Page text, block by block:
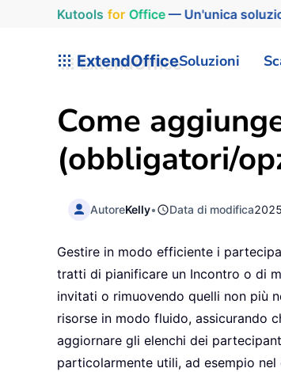
Kutools for Office— Un'unica
ExtendOfficeSoluzioni
Come
(obbligatori/
AutoreKelly• Data di modifica
Gestire in modo efficiente i
tratti di pianificare un Incontro o di
invitati o rimuovendo quelli non più
risorse in modo fluido, assicurando
aggiornare gli elenchi dei
particolarmente utili, ad esempio